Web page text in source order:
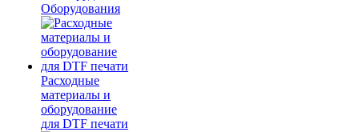
Оборудования
Расходные
материалы и
оборудование
для DTF печати